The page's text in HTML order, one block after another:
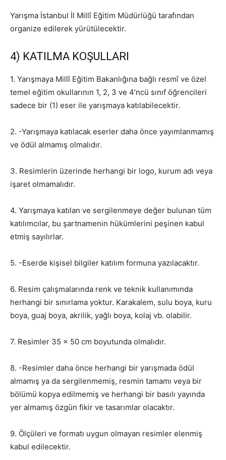
Yarışma İstanbul İl Millî Eğitim Müdürlüğü tarafından
organize edilerek yürütülecektir.
4) KATILMA KOŞULLARI
1. Yarışmaya Millî Eğitim Bakanlığına bağlı resmî ve özel
temel eğitim okullarının 1, 2, 3 ve 4’ncü sınıf öğrencileri
sadece bir (1) eser ile yarışmaya katılabilecektir.
2. -Yarışmaya katılacak eserler daha önce yayımlanmamış
ve ödül almamış olmalıdır.
3. Resimlerin üzerinde herhangi bir logo, kurum adı veya
işaret olmamalıdır.
4. Yarışmaya katılan ve sergilenmeye değer bulunan tüm
katılımcılar, bu şartnamenin hükümlerini peşinen kabul
etmiş sayılırlar.
5. -Eserde kişisel bilgiler katılım formuna yazılacaktır.
6. Resim çalışmalarında renk ve teknik kullanımında
herhangi bir sınırlama yoktur. Karakalem, sulu boya, kuru
boya, guaj boya, akrilik, yağlı boya, kolaj vb. olabilir.
7. Resimler 35 x 50 cm boyutunda olmalıdır.
8. -Resimler daha önce herhangi bir yarışmada ödül
almamış ya da sergilenmemiş, resmin tamamı veya bir
bölümü kopya edilmemiş ve herhangi bir basılı yayında
yer almamış özgün fikir ve tasarımlar olacaktır.
9. Ölçüleri ve formatı uygun olmayan resimler elenmiş
kabul edilecektir.